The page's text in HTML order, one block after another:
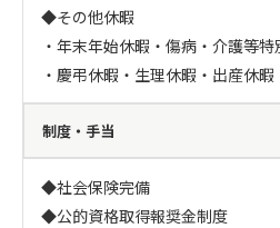
◆その他休暇
・年末年始休暇・傷病・介護等特
・慶弔休暇・生理休暇・出産休暇
制度・手当
◆社会保険完備
◆公的資格取得報奨金制度